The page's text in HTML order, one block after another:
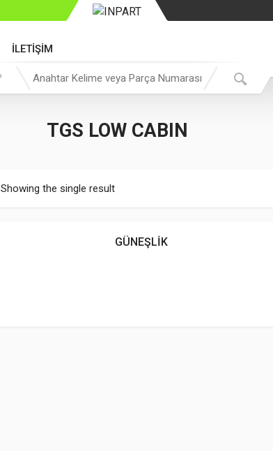
İLETİŞİM
TGS LOW CABIN
Showing the single result
GÜNEŞLİK